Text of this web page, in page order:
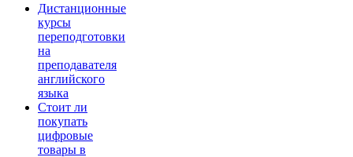
Дистанционные
курсы
переподготовки
на
преподавателя
английского
языка
Стоит ли
покупать
цифровые
товары в